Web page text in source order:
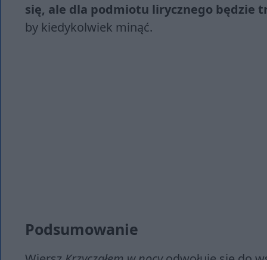
się, ale dla podmiotu lirycznego będzie
by kiedykolwiek minąć.
Podsumowanie